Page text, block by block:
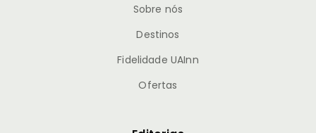
Sobre nós
Destinos
Fidelidade UAInn
Ofertas